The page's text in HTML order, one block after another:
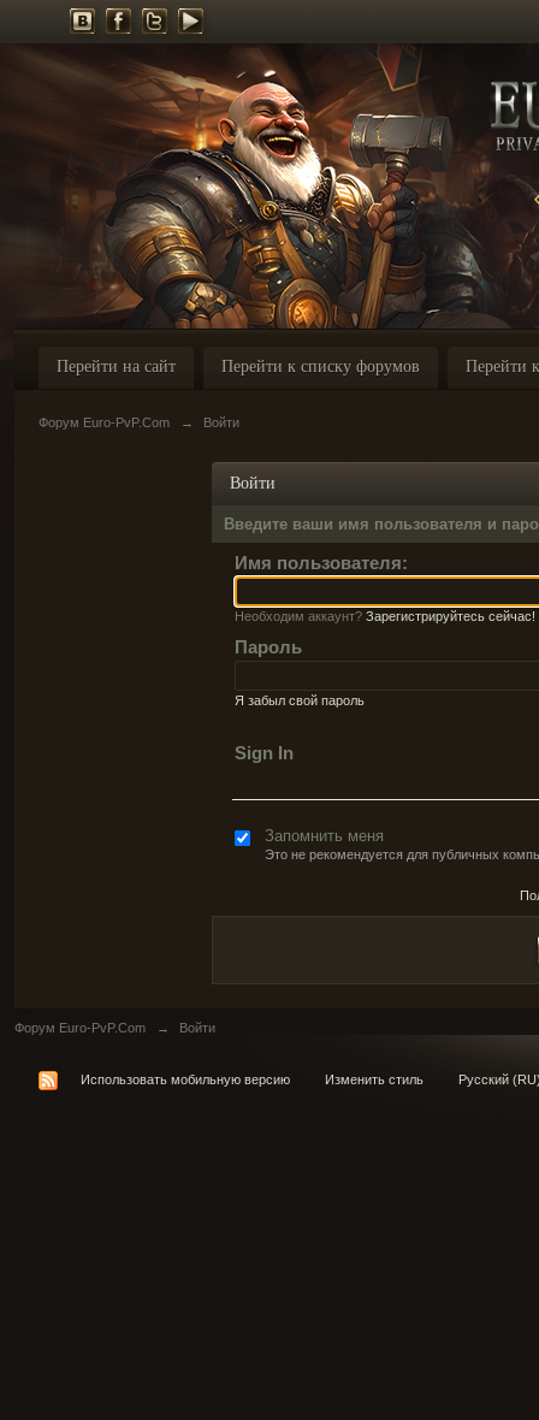
Перейти на сайт Перейти к списку форумов Перейти
Форум Euro-PvP.Com → Войти
Войти
Введите ваши имя пользователя и
Имя пользователя:
Необходим аккаунт? Зарегистрируйтесь сейчас!
Пароль
Я забыл свой пароль
Sign In
Запомнить меня
Это не рекомендуется для публичных
Форум Euro-PvP.Com → Войти
Использовать мобильную версию Изменить стиль Русский